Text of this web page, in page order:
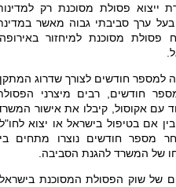
ייצוא פסולת מסוכנת רק
ערך סביבתי גבוה מאשר
פסולת מסוכנת למיחזור
למספר חודשים לצורך שדרוג
חודשים, רבים מיצרני
עם אקוסול, קיבלו את אישור
אם בטיפול בישראל או יצוא
מספר חודשים נוצרו מתחים
של המשרד להגנת הסביבה.
של שוק הפסולת המסוכנת